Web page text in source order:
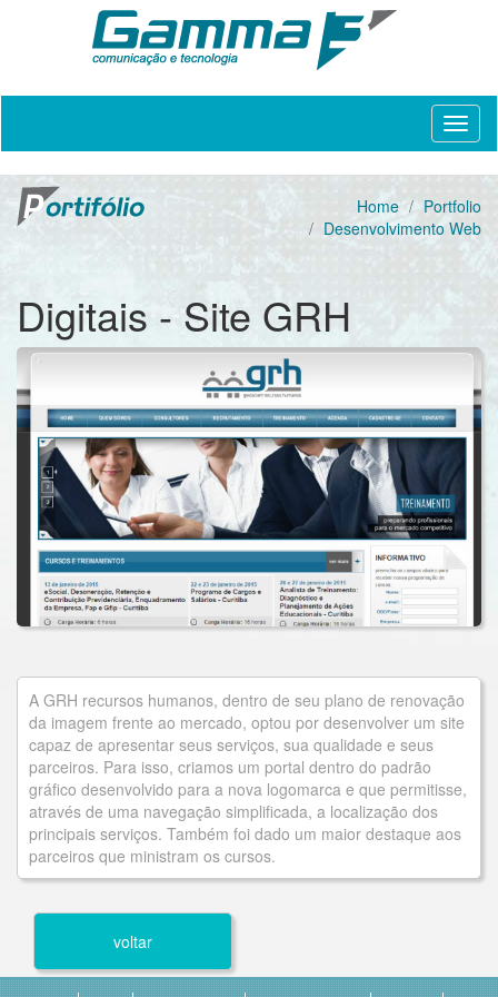
Home
Portfolio
Desenvolvimento Web
Digitais - Site GRH
A GRH recursos humanos, dentro de seu plano de renovação
da imagem frente ao mercado, optou por desenvolver um site
capaz de apresentar seus serviços, sua qualidade e seus
parceiros. Para isso, criamos um portal dentro do padrão
gráfico desenvolvido para a nova logomarca e que permitisse,
através de uma navegação simplificada, a localização dos
principais serviços. Também foi dado um maior destaque aos
parceiros que ministram os cursos.
voltar